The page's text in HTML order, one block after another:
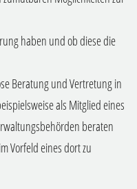
haben und ob diese die
Beratung und Vertretung in
als Mitglied eines
beraten
Vorfeld eines dort zu